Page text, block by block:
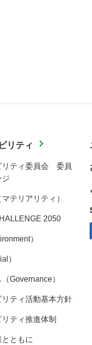
リティ
リティ委員会 委員
ジ
テリアリティ）
2050
）
）
Governance）
ティ活動基本方針
ティ推進体制
ともに